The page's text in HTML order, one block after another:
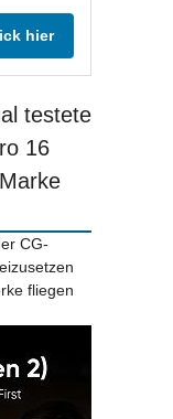
hier
testete
16
CG-
fliegen